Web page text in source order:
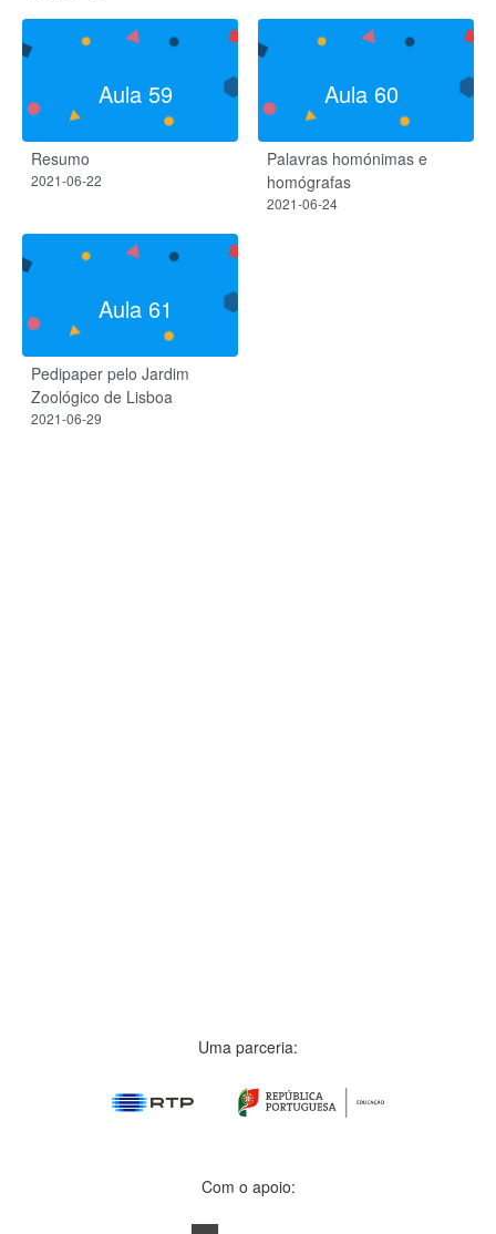
Aula 59
Resumo
2021-06-22
Aula 60
Palavras homónimas e
homógrafas
2021-06-24
Aula 61
Pedipaper pelo Jardim
Zoológico de Lisboa
2021-06-29
Uma parceria:
Com o apoio: